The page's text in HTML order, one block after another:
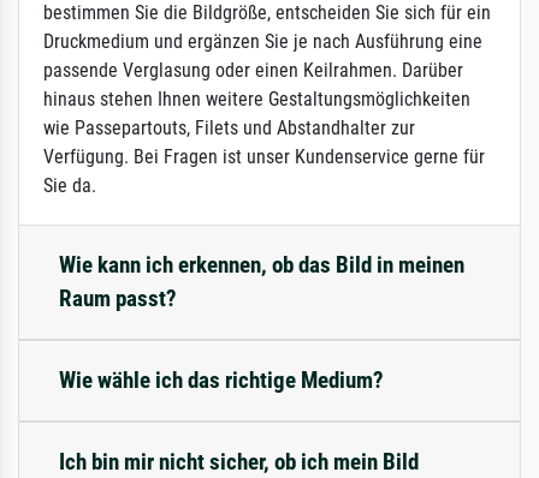
bestimmen Sie die Bildgröße, entscheiden Sie sich für ein
Druckmedium und ergänzen Sie je nach Ausführung eine
passende Verglasung oder einen Keilrahmen. Darüber
hinaus stehen Ihnen weitere Gestaltungsmöglichkeiten
wie Passepartouts, Filets und Abstandhalter zur
Verfügung. Bei Fragen ist unser Kundenservice gerne für
Sie da.
Wie kann ich erkennen, ob das Bild in meinen
Raum passt?
Wie wähle ich das richtige Medium?
Ich bin mir nicht sicher, ob ich mein Bild